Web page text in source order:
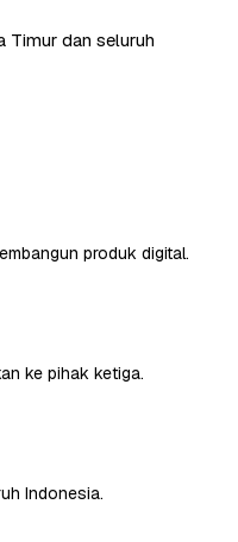
Timur dan seluruh
produk digital.
ke pihak ketiga.
Indonesia.